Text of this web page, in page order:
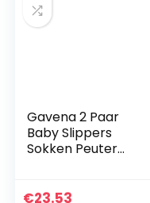
Gavena 2 Paar
Baby Slippers
Sokken Peuter
Pasgeboren
€23.53